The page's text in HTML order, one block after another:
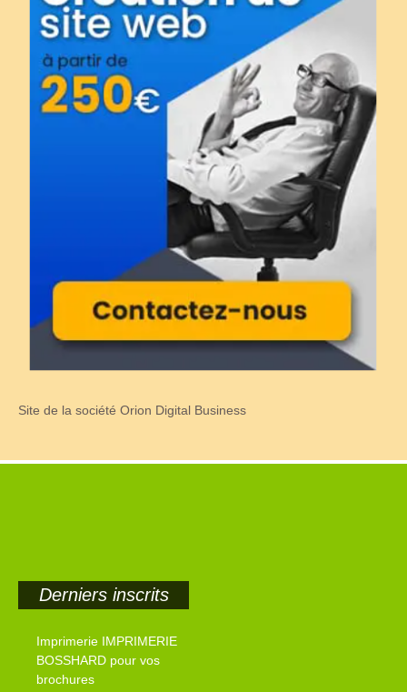
Site de la société Orion Digital Business
Derniers inscrits
Imprimerie IMPRIMERIE
BOSSHARD pour vos
brochures